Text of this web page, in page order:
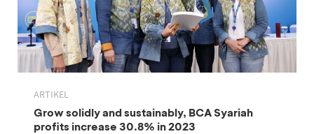
ARTIKEL
Grow solidly and sustainably, BCA Syariah
profits increase 30.8% in 2023